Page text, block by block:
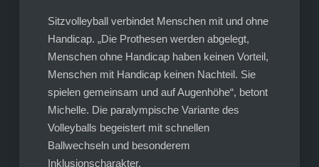
Sitzvolleyball verbindet Menschen mit und ohne
Handicap. „Die Prothesen werden abgelegt,
Menschen ohne Handicap haben keinen Vorteil,
Menschen mit Handicap keinen Nachteil. Sie
spielen gemeinsam und auf Augenhöhe“, betont
Michelle. Die paralympische Variante des
Volleyballs begeistert mit schnellen
Ballwechseln und besonderem
Inklusionscharakter.